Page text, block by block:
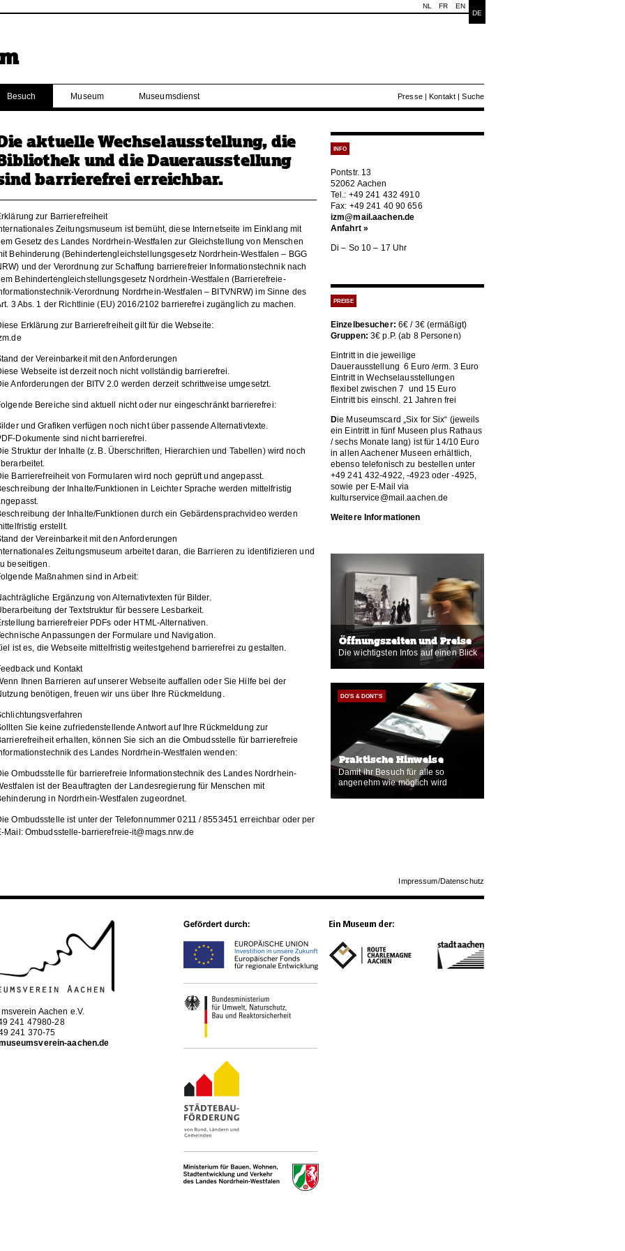
DE
EN
FR
NL
Besuch Museum Museumsdienst Presse|Kontakt |Suche
aktuelle Wechselausstellung, die
und die Dauerausstellung
barrierefrei erreichbar.
zur Barrierefreiheit
Zeitungsmuseum ist bemüht, diese Internetseite im Einklang mit
Gesetz des Landes Nordrhein-Westfalen zur Gleichstellung von Menschen
Behinderung (Behindertengleichstellungsgesetz Nordrhein-Westfalen – BGG
und der Verordnung zur Schaffung barrierefreier Informationstechnik nach
Behindertengleichstellungsgesetz Nordrhein-Westfalen (Barrierefreie-
Verordnung Nordrhein-Westfalen – BITVNRW) im Sinne des
3 Abs. 1 der Richtlinie (EU) 2016/2102 barrierefrei zugänglich zu machen.
Erklärung zur Barrierefreiheit gilt für die Webseite:
der Vereinbarkeit mit den Anforderungen
Webseite ist derzeit noch nicht vollständig barrierefrei.
Anforderungen der BITV 2.0 werden derzeit schrittweise umgesetzt.
Bereiche sind aktuell nicht oder nur eingeschränkt barrierefrei:
und Grafiken verfügen noch nicht über passende Alternativtexte.
Dokumente sind nicht barrierefrei.
Struktur der Inhalte (z. B. Überschriften, Hierarchien und Tabellen) wird noch
Barrierefreiheit von Formularen wird noch geprüft und angepasst.
der Inhalte/Funktionen in Leichter Sprache werden mittelfristig
der Inhalte/Funktionen durch ein Gebärdensprachvideo werden
erstellt.
der Vereinbarkeit mit den Anforderungen
Zeitungsmuseum arbeitet daran, die Barrieren zu identifizieren und
beseitigen.
Maßnahmen sind in Arbeit:
Ergänzung von Alternativtexten für Bilder.
der Textstruktur für bessere Lesbarkeit.
barrierefreier PDFs oder HTML-Alternativen.
Anpassungen der Formulare und Navigation.
ist es, die Webseite mittelfristig weitestgehend barrierefrei zu gestalten.
und Kontakt
Ihnen Barrieren auf unserer Webseite auffallen oder Sie Hilfe bei der
benötigen, freuen wir uns über Ihre Rückmeldung.
Sie keine zufriedenstellende Antwort auf Ihre Rückmeldung zur
erhalten, können Sie sich an die Ombudsstelle für barrierefreie
des Landes Nordrhein-Westfalen wenden:
Ombudsstelle für barrierefreie Informationstechnik des Landes Nordrhein-
ist der Beauftragten der Landesregierung für Menschen mit
in Nordrhein-Westfalen zugeordnet.
Ombudsstelle ist unter der Telefonnummer 0211 / 8553451 erreichbar oder per
Mail: Ombudsstelle-barrierefreie-it@mags.nrw.de
INFO
Pontstr. 13
52062 Aachen
Tel.: +49 241 432 4910
Fax: +49 241 40 90 656
izm@mail.aachen.de
Anfahrt »
Di – So 10 – 17 Uhr
PREISE
Einzelbesucher: 6€ / 3€ (ermäßigt)
Gruppen: 3€ p.P. (ab 8 Personen)
Eintritt in die jeweilige
Dauerausstellung 6 Euro /erm. 3 Euro
Eintritt in Wechselausstellungen
flexibel zwischen 7 und 15 Euro
Eintritt bis einschl. 21 Jahren frei
Die Museumscard „Six for Six“ (jeweils
ein Eintritt in fünf Museen plus Rathaus
/ sechs Monate lang) ist für 14/10 Euro
in allen Aachener Museen erhältlich,
ebenso telefonisch zu bestellen unter
+49 241 432-4922, -4923 oder -4925,
sowie per E-Mail via
kulturservice@mail.aachen.de
Weitere Informationen
Öffnungszeiten und Preise
Die wichtigsten Infos auf einen Blick
DO'S & DONT'S
Praktische Hinweise
Damit ihr Besuch für alle so
angenehm wie möglich wird
Impressum/Datenschutz
Aachen e.V.
241 47980-28
241 370-75
aachen.de